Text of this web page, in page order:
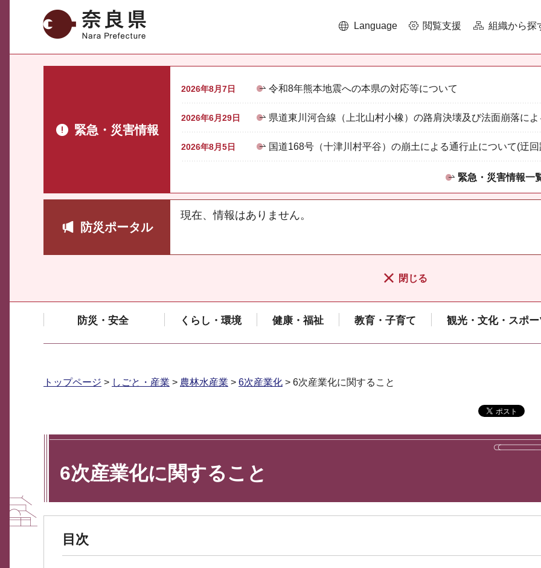
奈良県 Language 閲覧支援 組織から探
緊急・災害情報
2026年8月7日 令和8年熊本地震への本県の対応等について
2026年6月29日 県道東川河合線（上北山村小橡）の路肩決壊及び法面崩落に
2026年8月5日 国道168号（十津川村平谷）の崩土による通行止について(迂
緊急・災害情報一
防災ポータル
現在、情報はありません。
閉じる
防災・安全 くらし・環境 健康・福祉 教育・子育て 観光・文化・スポー
トップページ > しごと・産業 > 農林水産業 > 6次産業化 > 6次産業化に関すること
6次産業化に関すること
目次